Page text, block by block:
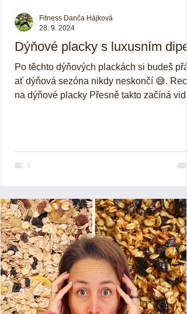
Dýňové placky s luxusním
Po těchto dýňových plackách si budeš
ať dýňová sezóna nikdy neskončí 😅.
na dýňové placky Přesně takto začíná
Fitness Danča Hájková
28. 9. 2024